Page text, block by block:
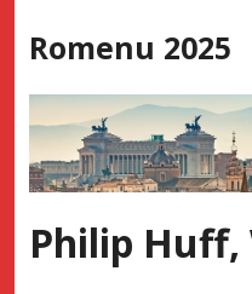
to
Romenu 2025
Philip Huff,